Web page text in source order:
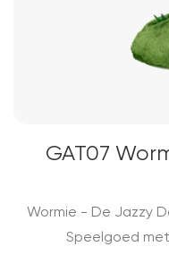
GAT07
Wormie - De Jazzy
Speelgoed